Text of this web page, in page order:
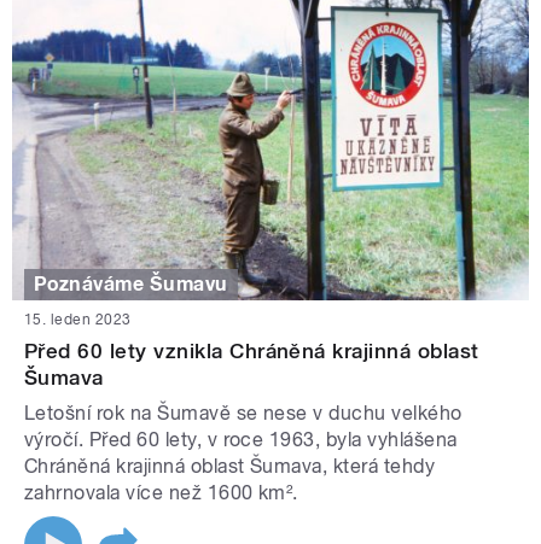
Poznáváme Šumavu
15. leden 2023
Před 60 lety vznikla Chráněná krajinná oblast
Šumava
Letošní rok na Šumavě se nese v duchu velkého
výročí. Před 60 lety, v roce 1963, byla vyhlášena
Chráněná krajinná oblast Šumava, která tehdy
zahrnovala více než 1600 km².